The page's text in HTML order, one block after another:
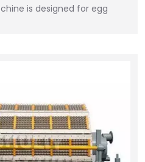
is designed for egg